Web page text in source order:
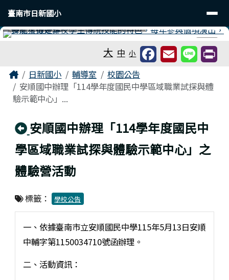
臺南市日新國小
導覽列
臺南市日新國小
⏸
大 中 小
主內容區域
Home日新國小 輔導室
校園公告
安順國中辦理「114學年度國民中學區域職業試探與體
驗示範中心」...
回上頁
安順國中辦理「114學年度國民中
學區域職業試探與體驗示範中心」之
體驗營活動
標籤： 學校公告
一、依據臺南市立安順國民中學115年5月13日安順
中輔字第1150034710號函辦理。
二、活動資訊：
頁尾區域